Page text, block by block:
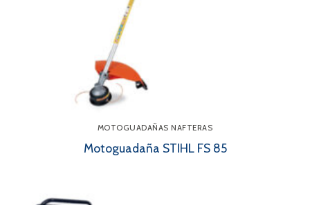
MOTOGUADAÑAS NAFTERAS
Motoguadaña STIHL FS 85